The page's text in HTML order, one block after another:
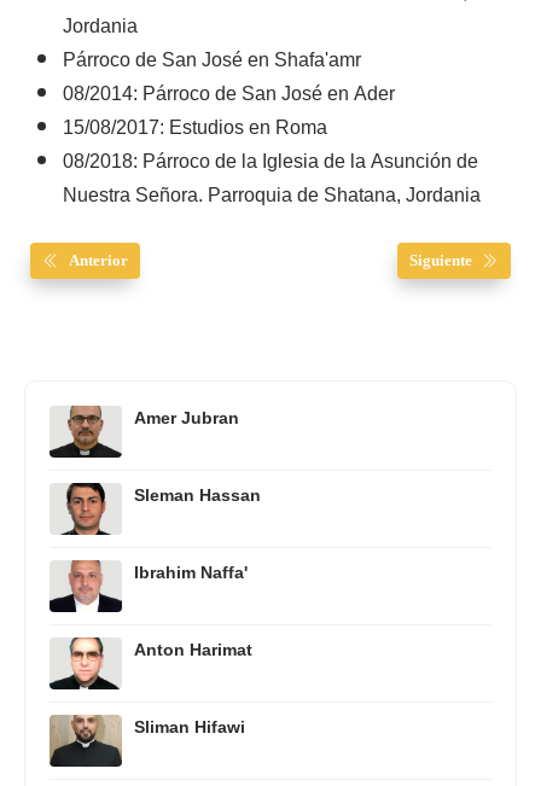
Jordania
Párroco de San José en Shafa'amr
08/2014: Párroco de San José en Ader
15/08/2017: Estudios en Roma
08/2018: Párroco de la Iglesia de la Asunción de
Nuestra Señora. Parroquia de Shatana, Jordania
Anterior Siguiente
Amer Jubran
Sleman Hassan
Ibrahim Naffa'
Anton Harimat
Sliman Hifawi